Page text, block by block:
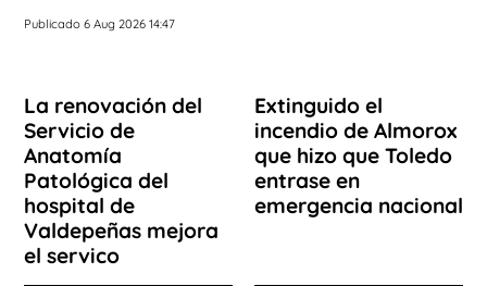
Publicado 6 Aug 2026 14:47
La renovación del
Servicio de
Anatomía
Patológica del
hospital de
Valdepeñas mejora
el servico
Extinguido el
incendio de Almorox
que hizo que Toledo
entrase en
emergencia nacional